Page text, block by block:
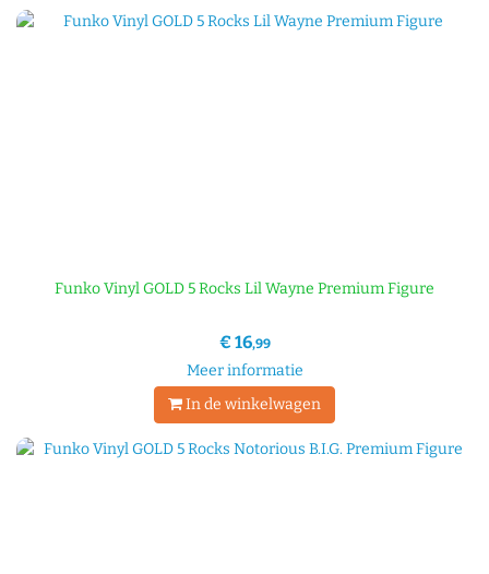
Funko Vinyl GOLD 5 Rocks Lil Wayne Premium Figure
€ 16,99
Meer informatie
In de winkelwagen